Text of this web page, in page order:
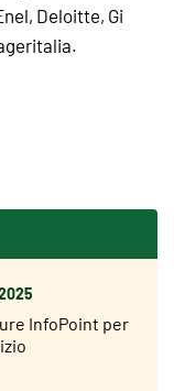
Deloitte, Gi
InfoPoint per